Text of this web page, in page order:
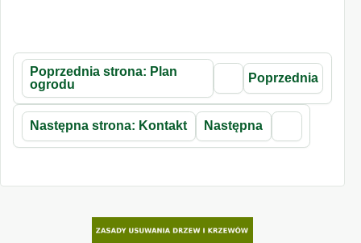
Poprzednia strona: Plan
ogrodu
Poprzednia
Następna strona: Kontakt Następna